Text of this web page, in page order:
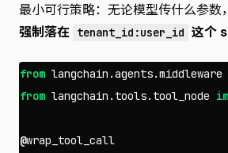
最小可行策略：无论模型传什么参数，
强制落在 tenant_id:user_id 这个
from langchain.agents.middleware
from langchain.tools.tool_node
@wrap_tool_call